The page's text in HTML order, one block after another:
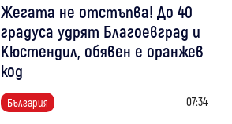
Жегата не отстъпва! До 40
градуса удрят Благоевград и
Кюстендил, обявен е оранжев
код
България 07:34